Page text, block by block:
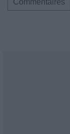
Commentaires